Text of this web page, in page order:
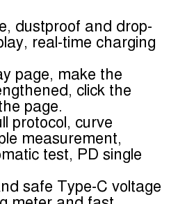
dustproof and drop-
real-time charging
page, make the
click the
page.
protocol, curve
measurement,
test, PD single
safe Type-C voltage